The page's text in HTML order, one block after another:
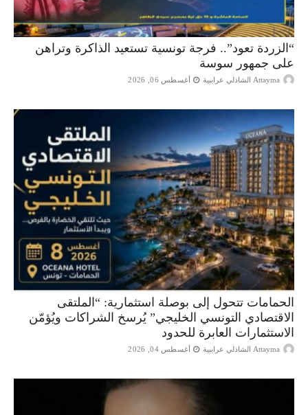
“الزردة تعود”.. فرجة تونسية تستعيد الذاكرة وتراهن
على جمهور سوسة
Attayma الشاذلي عرايبية أغسطس 06, 2026
الحمامات تتحول إلى بوصلة استثمارية: “الملتقى
الاقتصادي التونسي الخليجي” يُرسخ الشراكات ويُؤمّن
الاستثمارات العابرة للحدود
Attayma الشاذلي عرايبية أغسطس 04, 2026